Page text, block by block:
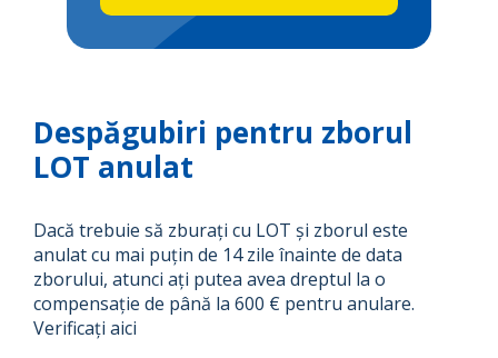
Despăgubiri pentru zborul
LOT anulat
Dacă trebuie să zburați cu LOT și zborul este
anulat cu mai puțin de 14 zile înainte de data
zborului, atunci ați putea avea dreptul la o
compensație de până la 600 € pentru anulare.
Verificați aici